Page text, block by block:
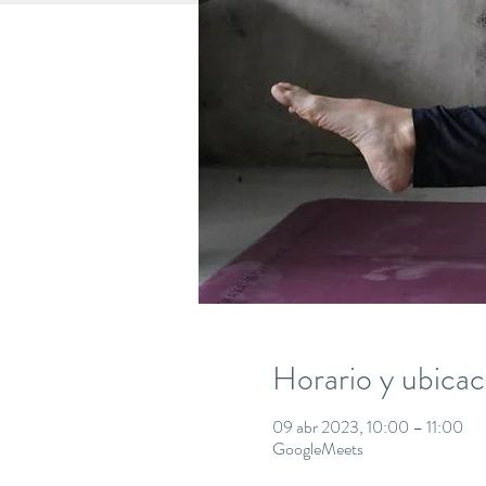
Horario y
09 abr 2023, 10:00 – 11:00
GoogleMeets